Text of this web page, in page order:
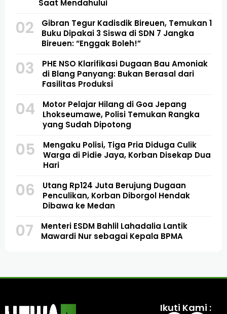
Saat Mendahului
02
Gibran Tegur Kadisdik Bireuen, Temukan 1
Buku Dipakai 3 Siswa di SDN 7 Jangka
Bireuen: “Enggak Boleh!”
03
PHE NSO Klarifikasi Dugaan Bau Amoniak
di Blang Panyang: Bukan Berasal dari
Fasilitas Produksi
04
Motor Pelajar Hilang di Goa Jepang
Lhokseumawe, Polisi Temukan Rangka
yang Sudah Dipotong
05
Mengaku Polisi, Tiga Pria Diduga Culik
Warga di Pidie Jaya, Korban Disekap Dua
Hari
06
Utang Rp124 Juta Berujung Dugaan
Penculikan, Korban Diborgol Hendak
Dibawa ke Medan
07
Menteri ESDM Bahlil Lahadalia Lantik
Mawardi Nur sebagai Kepala BPMA
Ikuti Kami :